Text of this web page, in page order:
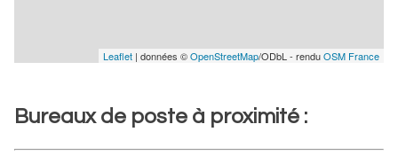
Leaflet | données ©OpenStreetMap/ODbL - renduOSM France
Bureaux de poste à proximité :